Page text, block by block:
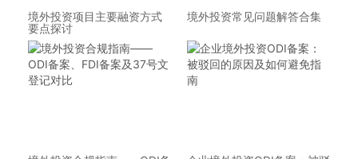
境外投资项目主要融资方式
要点探讨
境外投资常见问题解答合集